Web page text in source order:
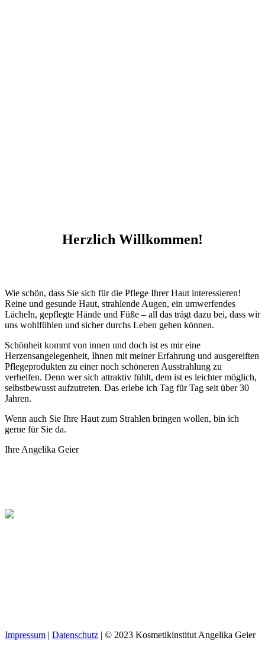
Herzlich Willkommen!
Wie schön, dass Sie sich für die Pflege Ihrer Haut interessieren!
Reine und gesunde Haut, strahlende Augen, ein umwerfendes
Lächeln, gepflegte Hände und Füße – all das trägt dazu bei, dass wir
uns wohlfühlen und sicher durchs Leben gehen können.
Schönheit kommt von innen und doch ist es mir eine
Herzensangelegenheit, Ihnen mit meiner Erfahrung und ausgereiften
Pflegeprodukten zu einer noch schöneren Ausstrahlung zu
verhelfen. Denn wer sich attraktiv fühlt, dem ist es leichter möglich,
selbstbewusst aufzutreten. Das erlebe ich Tag für Tag seit über 30
Jahren.
Wenn auch Sie Ihre Haut zum Strahlen bringen wollen, bin ich
gerne für Sie da.
Ihre Angelika Geier
Impressum | Datenschutz | © 2023 Kosmetikinstitut Angelika Geier